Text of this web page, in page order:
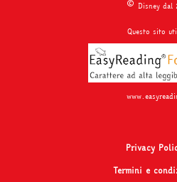
© Disney dal
Questo sito
Privacy
Termini e